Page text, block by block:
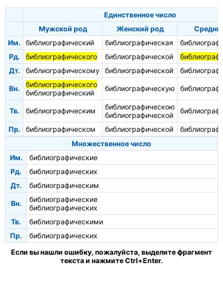
Единственное число
Мужской род
Женский род
Им.
библиографический библиографическая
Рд.
библиографического библиографической
Дт.
библиографическому библиографической
Вн.
библиографического
библиографический
библиографическую
Тв. библиографическим
библиографическою
библиографической
Пр. библиографическом библиографической
Множественное число
Им.
библиографические
Рд.
библиографических
Дт.
библиографическим
Вн.
библиографические
библиографических
Тв.
библиографическими
Пр.
библиографических
Если вы нашли ошибку, пожалуйста, выделите фрагмент
текста и нажмите Ctrl+Enter.